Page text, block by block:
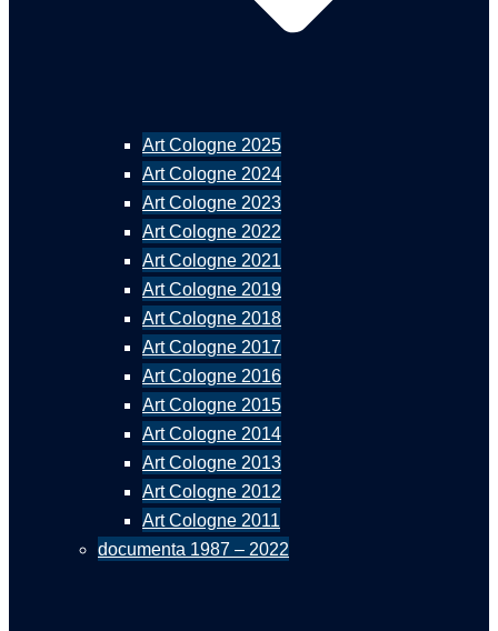
Art Cologne 2025
Art Cologne 2024
Art Cologne 2023
Art Cologne 2022
Art Cologne 2021
Art Cologne 2019
Art Cologne 2018
Art Cologne 2017
Art Cologne 2016
Art Cologne 2015
Art Cologne 2014
Art Cologne 2013
Art Cologne 2012
Art Cologne 2011
documenta 1987 – 2022